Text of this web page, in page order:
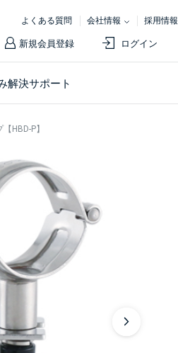
よくある質問 会社情報 採用情報
新規会員登録 ログイン
解決サポート
HBD-P】